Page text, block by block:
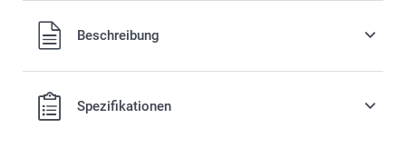
Alle Preise verstehen sich in Schweizer Franken (CHF) inkl.
MwSt. und zzgl. Versandkosten.
Beschreibung
Spezifikationen